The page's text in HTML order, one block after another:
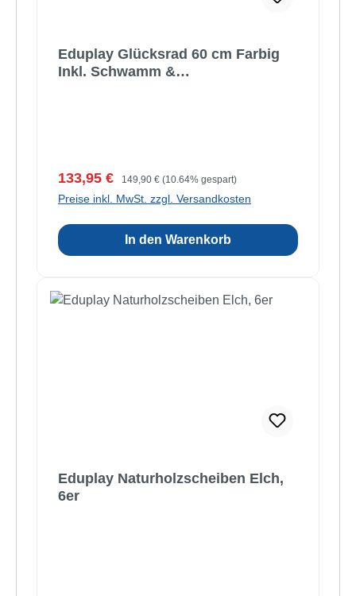
Eduplay Glücksrad 60 cm Farbig
Inkl. Schwamm &
Verkaufspreis:
133,95 € Regulärer Preis:
149,90 € (10.64% gespart)
Preise inkl. MwSt. zzgl. Versandkosten
In den Warenkorb
Eduplay Naturholzscheiben Elch,
6er